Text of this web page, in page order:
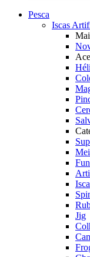
Pesca
Iscas
Jig